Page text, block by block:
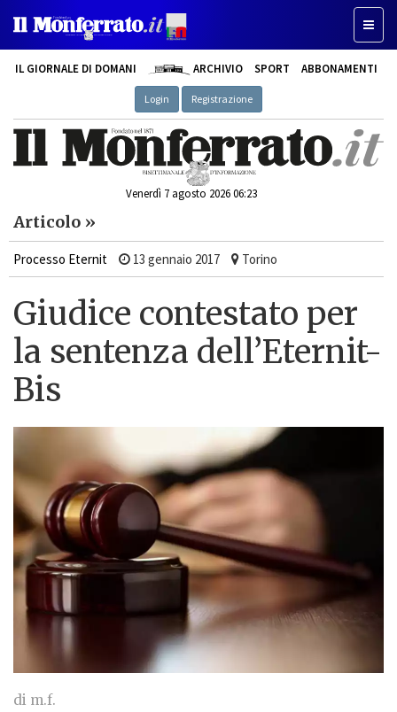
IL GIORNALE DI DOMANI ARCHIVIO SPORT ABBONAMENTI
Login Registrazione
Venerdì 7 agosto 2026 06:23
Articolo »
Processo Eternit 13 gennaio 2017 Torino
Giudice contestato per
la sentenza dell’Eternit-
Bis
di m.f.